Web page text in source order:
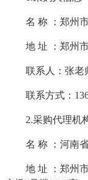
名 称 ：郑州
地 址 ：郑州
联系人：张老
联系方式：
2.采购代理机
名 称 ：河南
地 址
：郑州